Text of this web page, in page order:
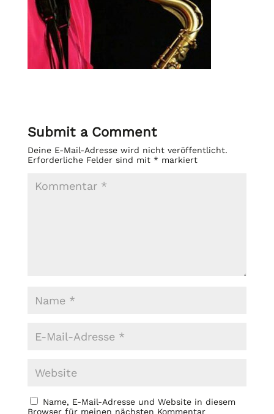
Submit a Comment
Deine E-Mail-Adresse wird nicht veröffentlicht.
Erforderliche Felder sind mit *markiert
Name, E-Mail-Adresse und Website in diesem
Browser für meinen nächsten Kommentar